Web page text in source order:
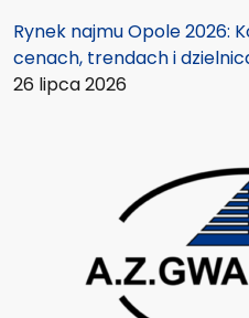
Rynek najmu Opole 2026:
cenach, trendach i
26 lipca 2026